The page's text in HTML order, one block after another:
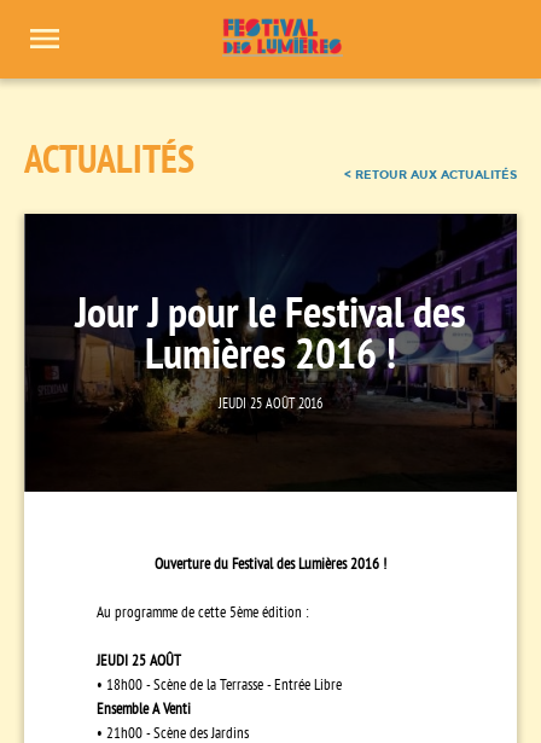
ACTUALITÉS < RETOUR AUX ACTUALITÉS
Jour J pour le Festival des
Lumières 2016 !
JEUDI 25 AOÛT 2016
Ouverture du Festival des Lumières 2016 !
Au programme de cette 5ème édition :
JEUDI 25 AOÛT
• 18h00 - Scène de la Terrasse - Entrée Libre
Ensemble A Venti
• 21h00 - Scène des Jardins